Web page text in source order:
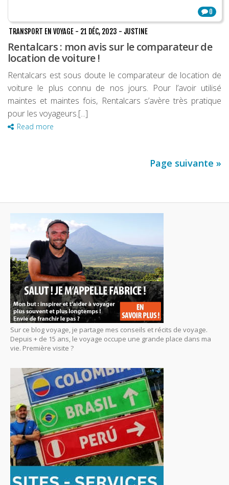
0
TRANSPORT EN VOYAGE - 21 DÉC, 2023 - JUSTINE
Rentalcars : mon avis sur le comparateur de
location de voiture !
Rentalcars est sous doute le comparateur de location de
voiture le plus connu de nos jours. Pour l’avoir utilisé
maintes et maintes fois, Rentalcars s’avère très pratique
pour les voyageurs.[...]
Read more
Page suivante »
Sur ce blog voyage, je partage mes conseils et récits de voyage.
Depuis + de 15 ans, le voyage occupe une grande place dans ma
vie. Première visite ?